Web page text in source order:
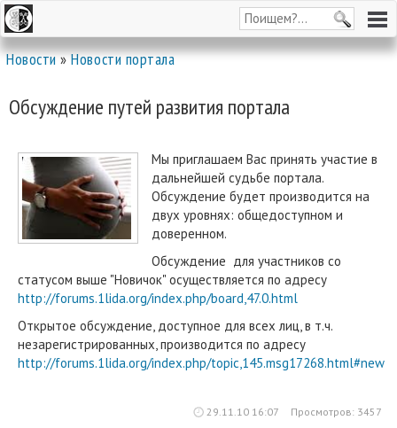
Новости»Новости портала
Обсуждение путей развития портала
Мы приглашаем Вас принять участие в
дальнейшей судьбе портала.
Обсуждение будет производится на
двух уровнях: общедоступном и
доверенном.
Обсуждение для участников со
статусом выше "Новичок" осуществляется по адресу
http://forums.1lida.org/index.php/board,47.0.html
Открытое обсуждение, доступное для всех лиц, в т.ч.
незарегистрированных, производится по адресу
http://forums.1lida.org/index.php/topic,145.msg17268.html#new
29.11.10 16:07 Просмотров: 3457